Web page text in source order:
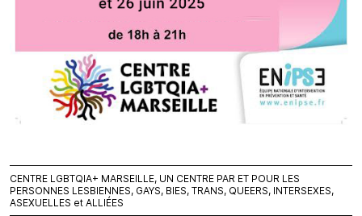
CENTRE LGBTQIA+ MARSEILLE, UN CENTRE PAR ET POUR LES
PERSONNES LESBIENNES, GAYS, BIES, TRANS, QUEERS, INTERSEXES,
ASEXUELLES et ALLIÉES